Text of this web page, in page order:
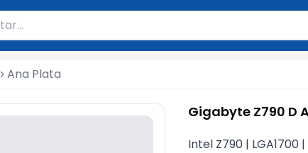
axtar
üçün ən azı 2 simvol yazın. Göndərmək üçün
Ana Plata
Gigabyte Z790 D
Intel Z790 | LGA1700​